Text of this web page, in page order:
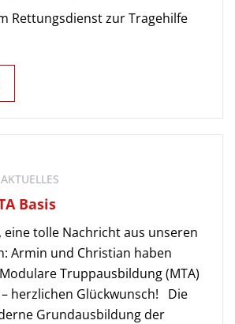
Rettungsdienst zur Tragehilfe
Basis
tolle Nachricht aus unseren
Armin und Christian haben
Truppausbildung (MTA)
herzlichen Glückwunsch! Die
Grundausbildung der